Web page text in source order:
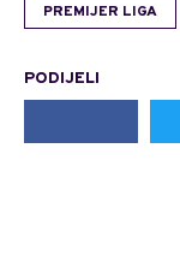
PREMIJER LIGA
PODIJELI